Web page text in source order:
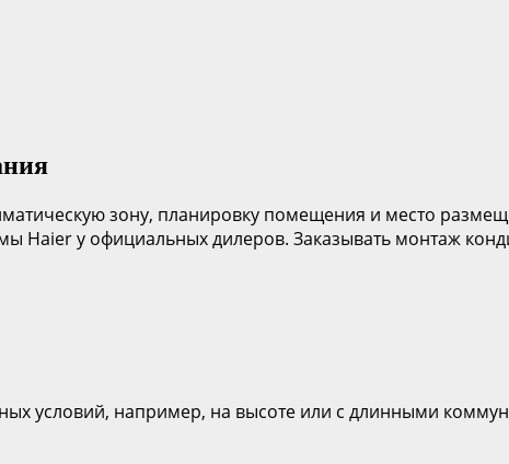
зону, планировку помещения и место
Haier у официальных дилеров. Заказывать монтаж
условий, например, на высоте или с длинными